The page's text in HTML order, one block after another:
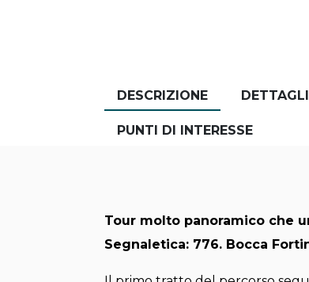
DESCRIZIONE DETTAGLI
PUNTI DI INTERESSE
Tour molto panoramico che
Segnaletica: 776. Bocca